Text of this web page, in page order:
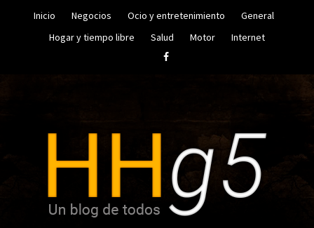
Inicio Negocios Ocio y entretenimiento
General
Hogar y tiempo libre
Salud Motor
Internet
Facebook